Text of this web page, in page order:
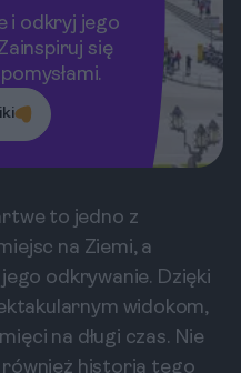
i odkryj jego
się
to jedno z
na Ziemi, a
odkrywanie. Dzięki
widokom,
na długi czas. Nie
historia tego